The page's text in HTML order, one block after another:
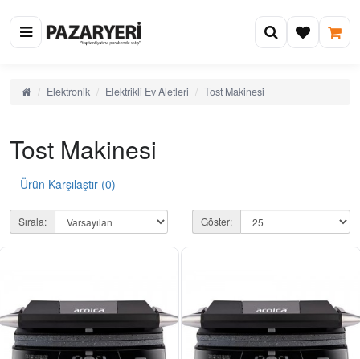
Elektronik Elektrikli Ev Aletleri Tost Makinesi
Tost Makinesi
Ürün Karşılaştır (0)
Sırala: Göster: